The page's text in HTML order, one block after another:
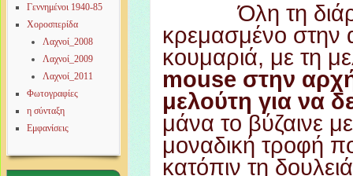
Γεννημένοι 1940-85
Χοροσπερίδα
Λαχνοί_2008
Λαχνοί_2009
Λαχνοί_2011
Φωτογραφίες
η σύνταξη
Εμφανίσεις
Όλη τη
κρεμασμένο στην
κουμαριά, με τη
mouse στην
μελούτη για να
μάνα το βύζαινε
μοναδική τροφή
κατόπιν τη